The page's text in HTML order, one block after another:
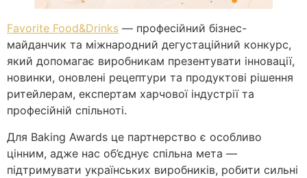
Favorite Food&Drinks — професійний бізнес-
майданчик та міжнародний дегустаційний конкурс,
який допомагає виробникам презентувати інновації,
новинки, оновлені рецептури та продуктові рішення
ритейлерам, експертам харчової індустрії та
професійній спільноті.
Для Baking Awards це партнерство є особливо
цінним, адже нас об’єднує спільна мета —
підтримувати українських виробників, робити сильні